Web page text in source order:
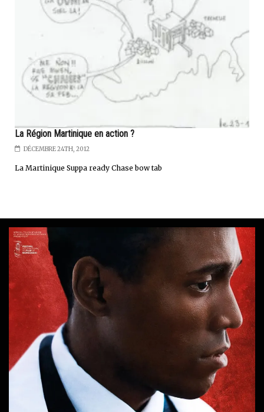
La Région Martinique en action ?
DÉCEMBRE 24TH, 2012
La Martinique Suppa ready Chase bow tab